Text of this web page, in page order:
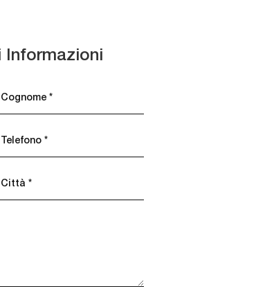
Informazioni